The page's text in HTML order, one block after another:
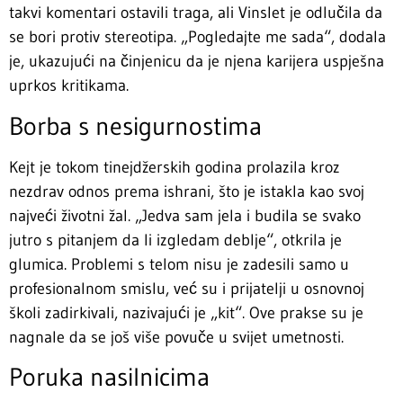
takvi komentari ostavili traga, ali Vinslet je odlučila da
se bori protiv stereotipa. „Pogledajte me sada“, dodala
je, ukazujući na činjenicu da je njena karijera uspješna
uprkos kritikama.
Borba s nesigurnostima
Kejt je tokom tinejdžerskih godina prolazila kroz
nezdrav odnos prema ishrani, što je istakla kao svoj
najveći životni žal. „Jedva sam jela i budila se svako
jutro s pitanjem da li izgledam deblje“, otkrila je
glumica. Problemi s telom nisu je zadesili samo u
profesionalnom smislu, već su i prijatelji u osnovnoj
školi zadirkivali, nazivajući je „kit“. Ove prakse su je
nagnale da se još više povuče u svijet umetnosti.
Poruka nasilnicima